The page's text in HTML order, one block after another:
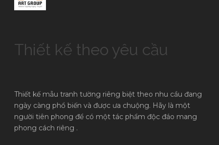
Thiết kế theo yêu cầu
Thiết kế mẫu tranh tường riêng biệt theo nhu cầu đang
ngày càng phổ biến và được ưa chuộng. Hãy là một
người tiên phong để có một tác phẩm độc đáo mang
phong cách riêng .